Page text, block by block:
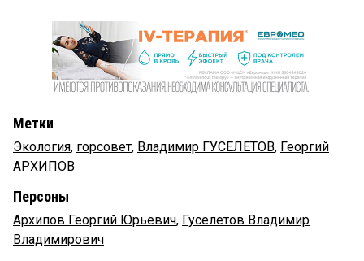
Метки
Экология, горсовет, Владимир ГУСЕЛЕТОВ, Георгий
АРХИПОВ
Персоны
Архипов Георгий Юрьевич, Гуселетов Владимир
Владимирович